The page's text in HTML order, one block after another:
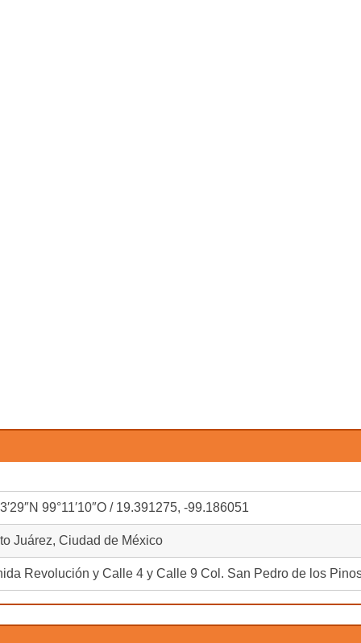
99°11′10″O / 19.391275, -99.186051
Juárez, Ciudad de México
Revolución y Calle 4 y Calle 9 Col. San Pedro de los